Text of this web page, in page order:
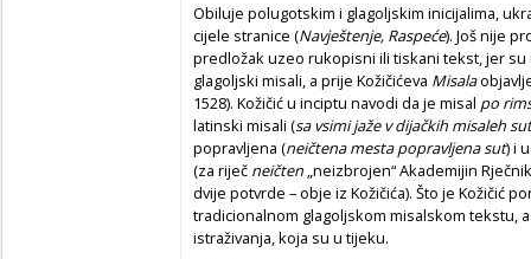
Obiluje polugotskim i glagoljskim inicijalima,
cijele stranice (Navještenje, Raspeće). Još nije
predložak uzeo rukopisni ili tiskani tekst, jer
glagoljski misali, a prije Kožičićeva Misala
1528). Kožičić u inciptu navodi da je misal po
latinski misali (sa vsimi jaže v dijačkih misaleh sut
popravljena (neičtena mesta popravljena sut) i
(za riječ neičten „neizbrojen“ Akademijin
dvije potvrde – obje iz Kožičića). Što je Kožičić
tradicionalnom glagoljskom misalskom tekstu,
istraživanja, koja su u tijeku.